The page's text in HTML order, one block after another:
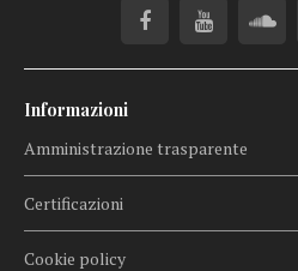
Informazioni
Amministrazione trasparente
Certificazioni
Cookie policy